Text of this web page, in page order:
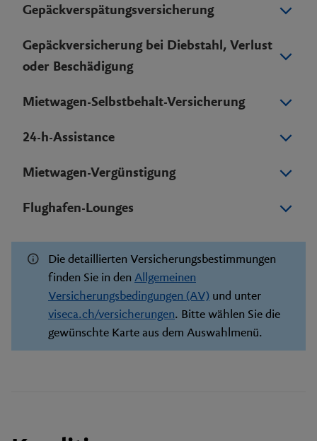
Gepäckverspätungsversicherung
Gepäckversicherung bei Diebstahl, Verlust
oder Beschädigung
Mietwagen-Selbstbehalt-Versicherung
24-h-Assistance
Mietwagen-Vergünstigung
Flughafen-Lounges
Die detaillierten Versicherungsbestimmungen
finden Sie in den Allgemeinen
Versicherungsbedingungen (AV) und unter
viseca.ch/versicherungen. Bitte wählen Sie die
gewünschte Karte aus dem Auswahlmenü.